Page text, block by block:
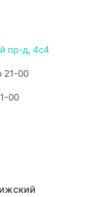
пр-д, 4с4
21-00
00